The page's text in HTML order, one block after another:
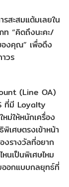
สะสมแต้มเลยใน
ท “คิดถึงนะคะ/
งคุณ” เพื่อดึง
วร
(Line OA)
ที่มี Loyalty
ม่ให้หนักเครื่อง
เศษตรงเข้าหน้า
งรางวัลที่อยาก
นเป็นพิเศษไหม
ออกแบบกลยุทธ์ที่